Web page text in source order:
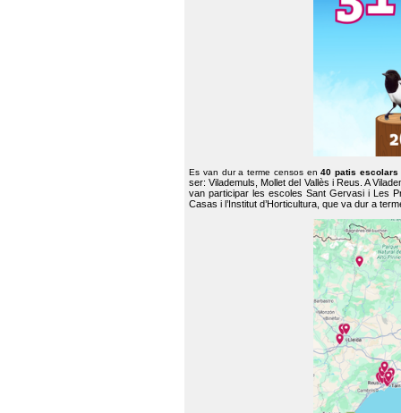
Es van dur a terme censos en40 patis escolars
ser: Vilademuls, Mollet del Vallès i Reus. A
van participar les escoles Sant Gervasi i Les
Casas i l’Institut d’Horticultura, que va dur a